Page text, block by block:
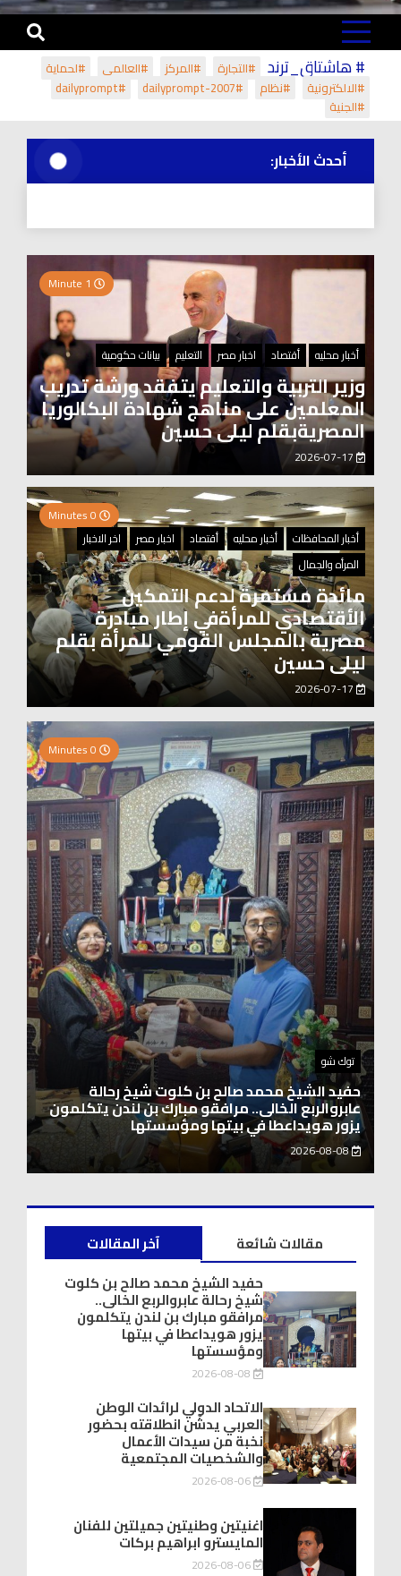
# هاشتاق_ترند #التجارة #المركز #العالمي
#لحماية
#الالكترونية
#نظام #dailyprompt-2007
#dailyprompt
#الجنية
أحدث الأخبار:
أخبار محليه أقتصاد اخبار مصر التعليم بيانات حكومية
وزير التربية والتعليم يتفقد ورشة تدريب
المعلمين على مناهج شهادة البكالوريا
المصريةبقلم ليلى حسين
أخبار المحافظات
أخبار محليه أقتصاد اخبار مصر
اخر الاخبار
المرأه والجمال
مائدة مستمرة لدعم التمكين
الأقتصادي للمرأةفي إطار مبادرة
مصرية بالمجلس القومي للمرأة بقلم
ليلى حسين
2026-07-17
اخبار العرب
الاتحاد الدولي لرائدات الوطن العربي يدشّن انطلاقته
بحضور نخبة من سيدات الأعمال والشخصيات
المجتمعية
2026-08-06
آخر المقالات
مقالات شائعة
حفيد الشيخ محمد صالح بن كلوت
شيخ رحالة عابروالربع الخالى..
مرافقو مبارك بن لندن يتكلمون
يزور هويداعطا في بيتها
ومؤسستها
2026-08-08
الاتحاد الدولي لرائدات الوطن
العربي يدشّن انطلاقته بحضور
نخبة من سيدات الأعمال
والشخصيات المجتمعية
2026-08-06
اغنيتين وطنيتين جميلتين للفنان
المايسترو ابراهيم بركات
2026-08-06